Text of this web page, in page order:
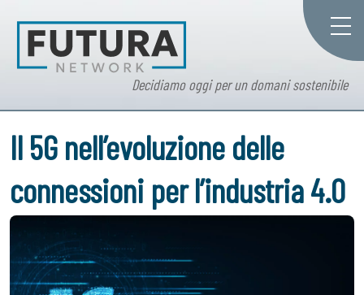
Decidiamo oggi per un domani sostenibile
Il 5G nell’evoluzione delle
connessioni per l’industria 4.0